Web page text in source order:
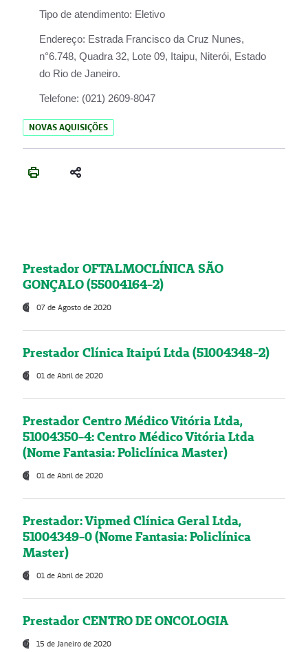
Tipo de atendimento: Eletivo
Endereço: Estrada Francisco da Cruz Nunes,
n°6.748, Quadra 32, Lote 09, Itaipu, Niterói, Estado
do Rio de Janeiro.
Telefone: (021) 2609-8047
NOVAS AQUISIÇÕES
Prestador OFTALMOCLÍNICA SÃO
GONÇALO (55004164-2)
07 de Agosto de 2020
Prestador Clínica Itaipú Ltda (51004348-2)
01 de Abril de 2020
Prestador Centro Médico Vitória Ltda,
51004350-4: Centro Médico Vitória Ltda
(Nome Fantasia: Policlínica Master)
01 de Abril de 2020
Prestador: Vipmed Clínica Geral Ltda,
51004349-0 (Nome Fantasia: Policlínica
Master)
01 de Abril de 2020
Prestador CENTRO DE ONCOLOGIA
15 de Janeiro de 2020